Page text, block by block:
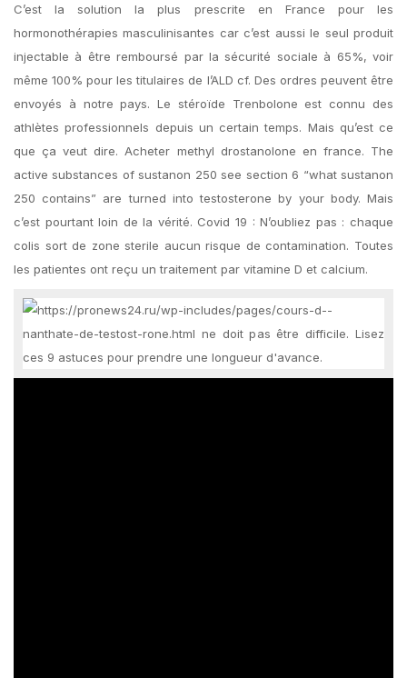
C’est la solution la plus prescrite en France pour les
hormonothérapies masculinisantes car c’est aussi le seul produit
injectable à être remboursé par la sécurité sociale à 65%, voir
même 100% pour les titulaires de l’ALD cf. Des ordres peuvent être
envoyés à notre pays. Le stéroïde Trenbolone est connu des
athlètes professionnels depuis un certain temps. Mais qu’est ce
que ça veut dire. Acheter methyl drostanolone en france. The
active substances of sustanon 250 see section 6 “what sustanon
250 contains” are turned into testosterone by your body. Mais
c’est pourtant loin de la vérité. Covid 19 : N’oubliez pas : chaque
colis sort de zone sterile aucun risque de contamination. Toutes
les patientes ont reçu un traitement par vitamine D et calcium.